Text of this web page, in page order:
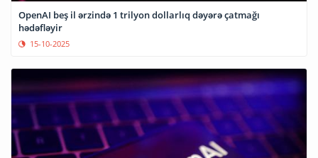
OpenAI beş il ərzində 1 trilyon dollarlıq dəyərə çatmağı
hədəfləyir
15-10-2025